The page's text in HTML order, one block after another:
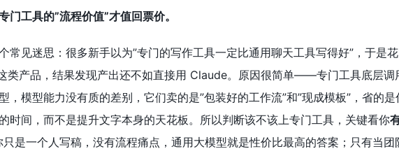
门工具的”流程价值”才值回票价。
常见迷思：很多新手以为”专门的写作工具一定比通用聊天工具写得好”，于是
类产品，结果发现产出还不如直接用 Claude。原因很简单——专门工具底层调
，模型能力没有质的差别，它们卖的是”包装好的工作流”和”现成模板”，省的是
时间，而不是提升文字本身的天花板。所以判断该不该上专门工具，关键看你
只是一个人写稿，没有流程痛点，通用大模型就是性价比最高的答案；只有当团